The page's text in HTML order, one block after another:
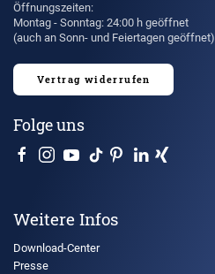
Öffnungszeiten:
Montag - Sonntag: 24:00 h geöffnet
(auch an Sonn- und Feiertagen geöffnet)
Vertrag widerrufen
Folge uns
Weitere Infos
Download-Center
Presse